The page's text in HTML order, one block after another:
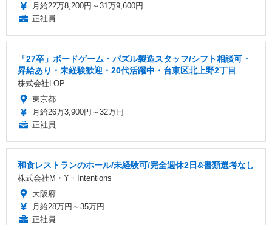
月給22万8,200円～31万9,600円
正社員
「27卒」ボードゲーム・パズル製造スタッフ/シフト相談可・
昇給あり・未経験歓迎・20代活躍中・台東区北上野2丁目
株式会社LOP
東京都
月給26万3,900円～32万円
正社員
和食レストランのホール/未経験可/完全週休2日&書類選考なし
株式会社M・Y・Intentions
大阪府
月給28万円～35万円
正社員